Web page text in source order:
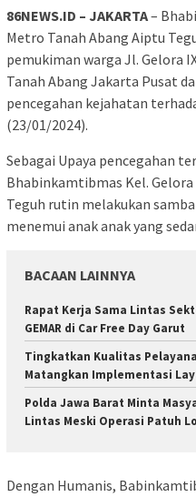
86NEWS.ID – JAKARTA–
Metro Tanah Abang Aiptu
pemukiman warga Jl. Gelora
Tanah Abang Jakarta Pusat
pencegahan kejahatan
(23/01/2024).
Sebagai Upaya pencegahan
Bhabinkamtibmas Kel.
Teguh rutin melakukan
menemui anak anak yang
BACAAN LAINNYA
Rapat Kerja Sama Lintas
GEMAR di Car Free Day Garut
Tingkatkan Kualitas
Matangkan Implementasi
Polda Jawa Barat Minta
Lintas Meski Operasi Patuh
Dengan Humanis,